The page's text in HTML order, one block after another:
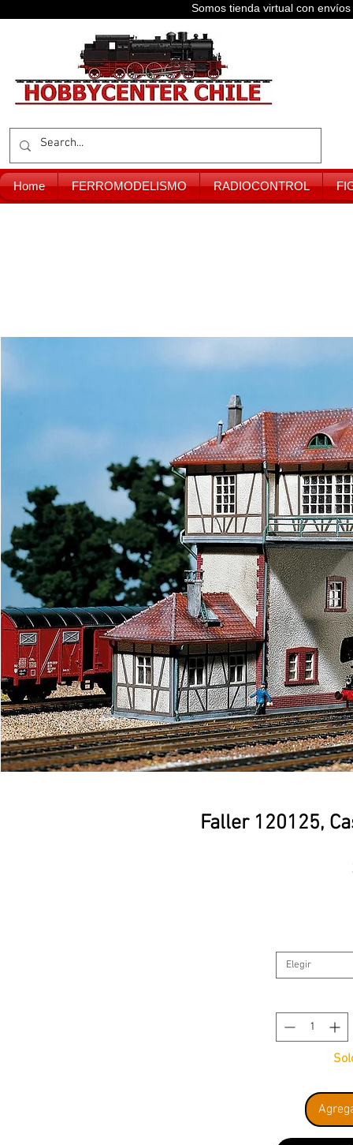
Somos tienda virtual con
Home FERROMODELISMO RADIOCONTROL
Faller 120125,
Elegir